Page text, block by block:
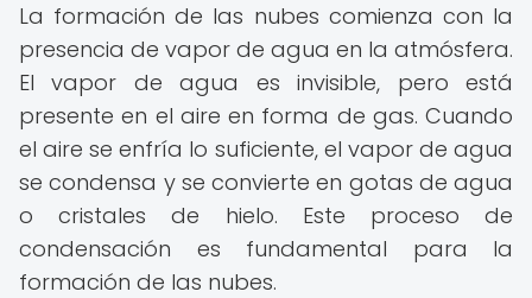
La formación de las nubes comienza con la
presencia de vapor de agua en la atmósfera.
El vapor de agua es invisible, pero está
presente en el aire en forma de gas. Cuando
el aire se enfría lo suficiente, el vapor de agua
se condensa y se convierte en gotas de agua
o cristales de hielo. Este proceso de
condensación es fundamental para la
formación de las nubes.